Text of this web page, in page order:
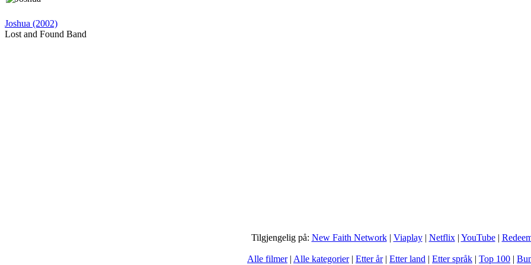
Joshua (2002)
Lost and Found Band
Tilgjengelig på: New Faith Network| Viaplay| Netflix| YouTube|
Alle filmer| Alle kategorier| Etter år| Etter land | Etter språk | Top 100 |